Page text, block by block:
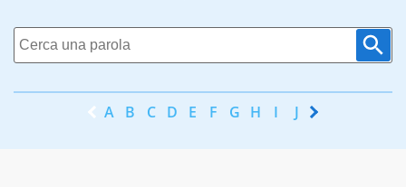
A B C D E F G H I J K